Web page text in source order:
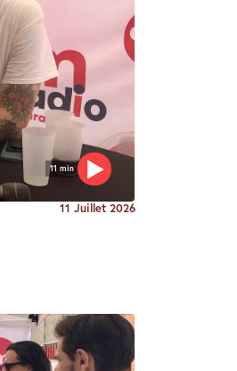
11 min
11 Juillet 2026